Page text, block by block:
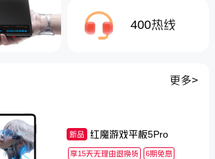
400热线
更多>
新品 红魔游戏平板5Pro
享15天无理由退换货 6期免息